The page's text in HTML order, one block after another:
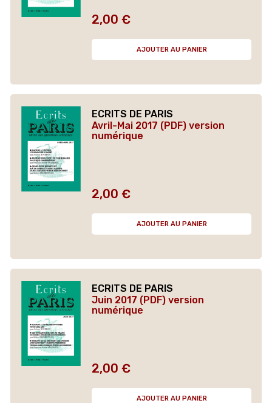
Prix
2,00 €
AJOUTER AU PANIER
ECRITS DE PARIS
Avril-Mai 2017 (PDF) version
numérique
Prix
2,00 €
AJOUTER AU PANIER
ECRITS DE PARIS
Juin 2017 (PDF) version
numérique
Prix
2,00 €
AJOUTER AU PANIER